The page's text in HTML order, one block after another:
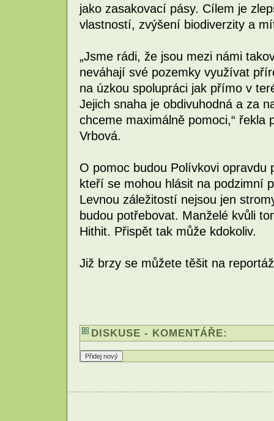
jako zasakovací pásy. Cílem je
vlastností, zvýšení biodiverzity a
„Jsme rádi, že jsou mezi námi
neváhají své pozemky využívat
na úzkou spolupráci jak přímo v
Jejich snaha je obdivuhodná a za
chceme maximálně pomoci,“ řekla
Vrbová.
O pomoc budou Polívkovi opravdu
kteří se mohou hlásit na podzimní
Levnou záležitostí nejsou jen
budou potřebovat. Manželé kvůli
Hithit. Přispět tak může kdokoliv.
Již brzy se můžete těšit na
DISKUSE - KOMENTÁŘE: